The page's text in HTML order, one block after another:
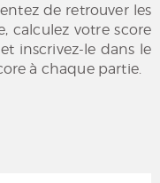
de retrouver les
calculez votre score
inscrivez-le dans le
à chaque partie.